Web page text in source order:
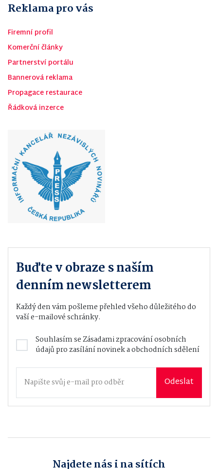
Reklama pro vás
Firemní profil
Komerční články
Partnerství portálu
Bannerová reklama
Propagace restaurace
Řádková inzerce
Buďte v obraze s naším
denním newsletterem
Každý den vám pošleme přehled všeho důležitého do
vaší e-mailové schránky.
Souhlasím seZásadami zpracování osobních
údajůpro zasílání novinek a obchodních sdělení
Odeslat
Najdete nás i na sítích